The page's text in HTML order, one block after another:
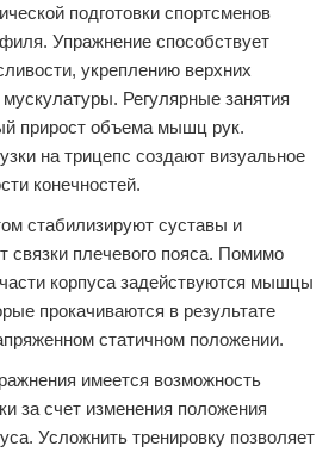
подготовки спортсменов
Упражнение способствует
укреплению верхних
мускулатуры. Регулярные занятия
прирост объема мышц рук.
на трицепс создают визуальное
конечностей.
стабилизируют суставы и
связки плечевого пояса. Помимо
корпуса задействуются мышцы
прокачиваются в результате
статичном положении.
имеется возможность
за счет изменения положения
Усложнить тренировку позволяет